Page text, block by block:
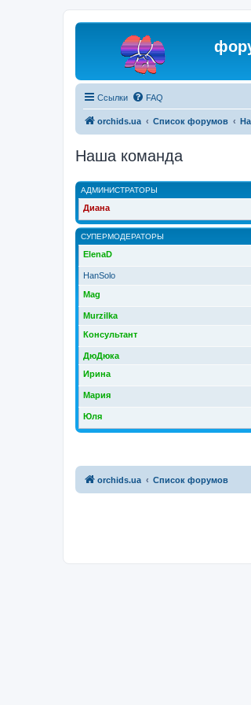
Ссылки FAQ
orchids.ua Список форумов
Наша команда
АДМИНИСТРАТОРЫ
Диана
СУПЕРМОДЕРАТОРЫ
ElenaD
HanSolo
Mag
Murzilka
Консультант
ДюДюка
Ирина
Мария
Юля
orchids.ua Список форумов